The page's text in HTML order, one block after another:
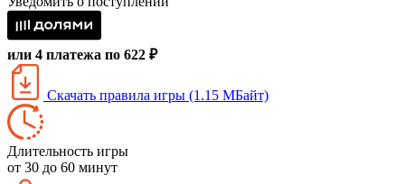
или 4 платежа по 622 ₽
Скачать правила игры (1.15 МБайт)
Длительность игры
от 30 до 60 минут